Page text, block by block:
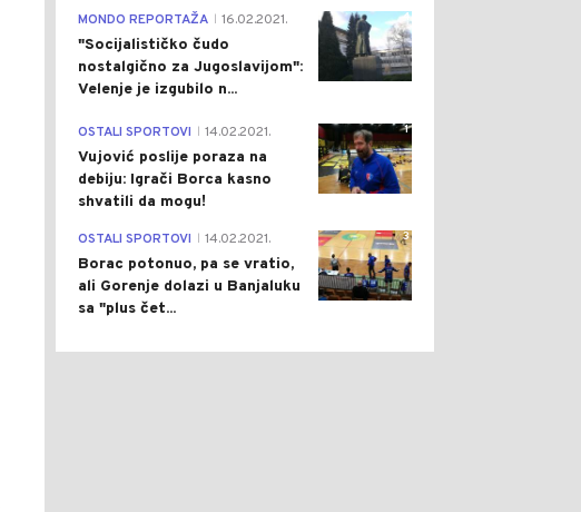
4
MONDO REPORTAŽA 16.02.2021.
"Socijalističko čudo
nostalgično za Jugoslavijom":
Velenje je izgubilo n...
1
OSTALI SPORTOVI 14.02.2021.
Vujović poslije poraza na
debiju: Igrači Borca kasno
shvatili da mogu!
3
OSTALI SPORTOVI 14.02.2021.
Borac potonuo, pa se vratio,
ali Gorenje dolazi u Banjaluku
sa "plus čet...